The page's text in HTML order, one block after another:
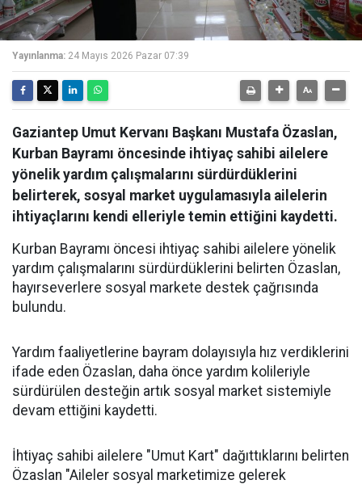
Yayınlanma: 24 Mayıs 2026 Pazar 07:39
Gaziantep Umut Kervanı Başkanı Mustafa Özaslan,
Kurban Bayramı öncesinde ihtiyaç sahibi ailelere
yönelik yardım çalışmalarını sürdürdüklerini
belirterek, sosyal market uygulamasıyla ailelerin
ihtiyaçlarını kendi elleriyle temin ettiğini kaydetti.
Kurban Bayramı öncesi ihtiyaç sahibi ailelere yönelik
yardım çalışmalarını sürdürdüklerini belirten Özaslan,
hayırseverlere sosyal markete destek çağrısında
bulundu.
Yardım faaliyetlerine bayram dolayısıyla hız verdiklerini
ifade eden Özaslan, daha önce yardım kolileriyle
sürdürülen desteğin artık sosyal market sistemiyle
devam ettiğini kaydetti.
İhtiyaç sahibi ailelere "Umut Kart" dağıttıklarını belirten
Özaslan "Aileler sosyal marketimize gelerek